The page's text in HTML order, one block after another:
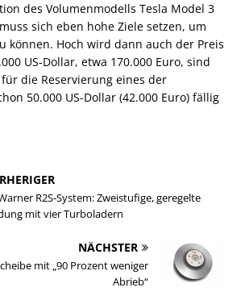
des Volumenmodells Tesla Model 3
sich eben hohe Ziele setzen, um
können. Hoch wird dann auch der Preis
US-Dollar, etwa 170.000 Euro, sind
die Reservierung eines der
50.000 US-Dollar (42.000 Euro) fällig
R2S-System: Zweistufige, geregelte
mit vier Turboladern
NÄCHSTER
mit „90 Prozent weniger
Abrieb“